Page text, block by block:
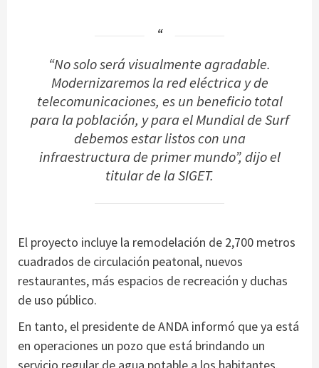
“No solo será visualmente agradable.
Modernizaremos la red eléctrica y de
telecomunicaciones, es un beneficio total
para la población, y para el Mundial de Surf
debemos estar listos con una
infraestructura de primer mundo”, dijo el
titular de la SIGET.
El proyecto incluye la remodelación de 2,700 metros
cuadrados de circulación peatonal, nuevos
restaurantes, más espacios de recreación y duchas
de uso público.
En tanto, el presidente de ANDA informó que ya está
en operaciones un pozo que está brindando un